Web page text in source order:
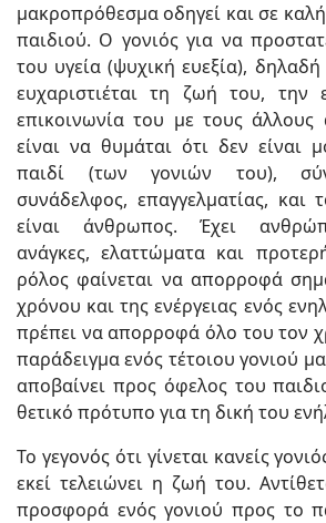
μακροπρόθεσμα οδηγεί και σε
παιδιού. Ο γονιός για να
του υγεία (ψυχική ευεξία),
ευχαριστιέται τη ζωή του, την
επικοινωνία του με τους
είναι να θυμάται ότι δεν είναι
παιδί (των γονιών του),
συνάδελφος, επαγγελματίας, και
είναι άνθρωπος. Έχει
ανάγκες, ελαττώματα και
ρόλος φαίνεται να απορροφά
χρόνου και της ενέργειας ενός
πρέπει να απορροφά όλο του τον
παράδειγμα ενός τέτοιου γονιού
αποβαίνει προς όφελος του
θετικό πρότυπο για τη δική του
Το γεγονός ότι γίνεται κανείς
εκεί τελειώνει η ζωή του.
προσφορά ενός γονιού προς το